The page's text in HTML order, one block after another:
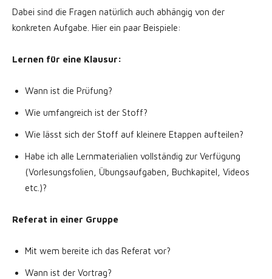
Dabei sind die Fragen natürlich auch abhängig von der
konkreten Aufgabe. Hier ein paar Beispiele:
Lernen für eine Klausur:
Wann ist die Prüfung?
Wie umfangreich ist der Stoff?
Wie lässt sich der Stoff auf kleinere Etappen aufteilen?
Habe ich alle Lernmaterialien vollständig zur Verfügung
(Vorlesungsfolien, Übungsaufgaben, Buchkapitel, Videos
etc.)?
Referat in einer Gruppe
Mit wem bereite ich das Referat vor?
Wann ist der Vortrag?